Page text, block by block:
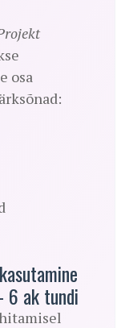
osa
6 ak tundi